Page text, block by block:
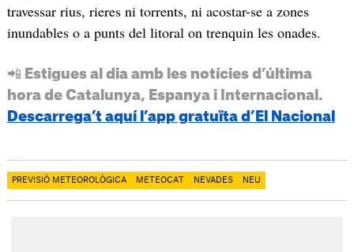
travessar rius, rieres ni torrents, ni acostar-se a zones
inundables o a punts del litoral on trenquin les onades.
📲 Estigues al dia amb les notícies d’última
hora de Catalunya, Espanya i Internacional.
Descarrega’t aquí l’app gratuïta d’El Nacional
PREVISIÓ METEOROLÒGICA METEOCAT NEVADES NEU